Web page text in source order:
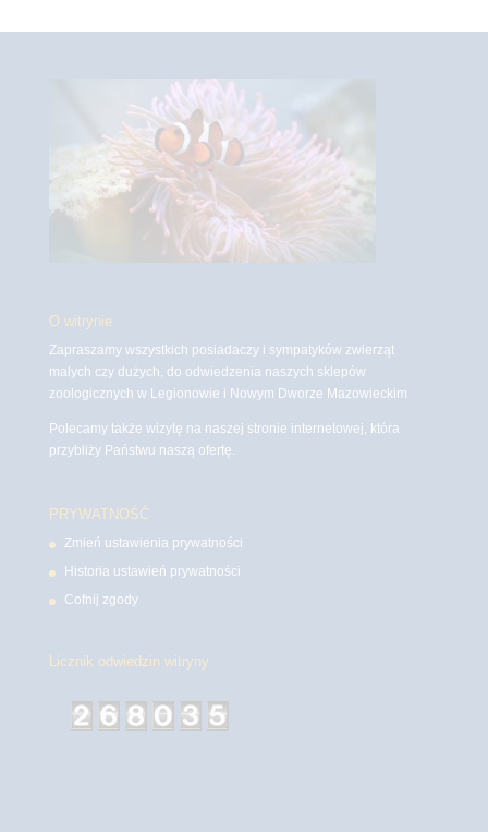
O witrynie
Zapraszamy wszystkich posiadaczy i sympatyków zwierząt
małych czy dużych, do odwiedzenia naszych sklepów
zoologicznych w Legionowie i Nowym Dworze Mazowieckim
Polecamy także wizytę na naszej stronie internetowej, która
przybliży Państwu naszą ofertę.
PRYWATNOŚĆ
Zmień ustawienia prywatności
Historia ustawień prywatności
Cofnij zgody
Licznik odwiedzin witryny